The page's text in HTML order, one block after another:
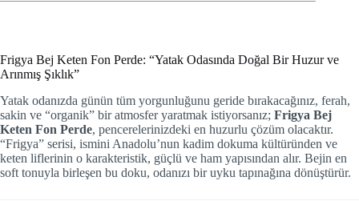
Frigya Bej Keten Fon Perde: “Yatak Odasında Doğal Bir Huzur ve
Arınmış Şıklık”
Yatak odanızda günün tüm yorgunluğunu geride bırakacağınız, ferah,
sakin ve “organik” bir atmosfer yaratmak istiyorsanız; Frigya Bej
Keten Fon Perde, pencerelerinizdeki en huzurlu çözüm olacaktır.
“Frigya” serisi, ismini Anadolu’nun kadim dokuma kültüründen ve
keten liflerinin o karakteristik, güçlü ve ham yapısından alır. Bejin en
soft tonuyla birleşen bu doku, odanızı bir uyku tapınağına dönüştürür.